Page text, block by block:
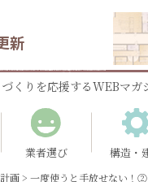
新
くりを応援するWEBマガ
業者選び 構造・
画> 一度使うと手放せない！②